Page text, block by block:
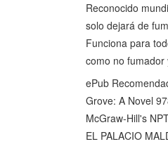
Reconocido
solo dejará de
Funciona para
como no
ePub
Grove: A Novel
McGraw-Hill's
EL PALACIO